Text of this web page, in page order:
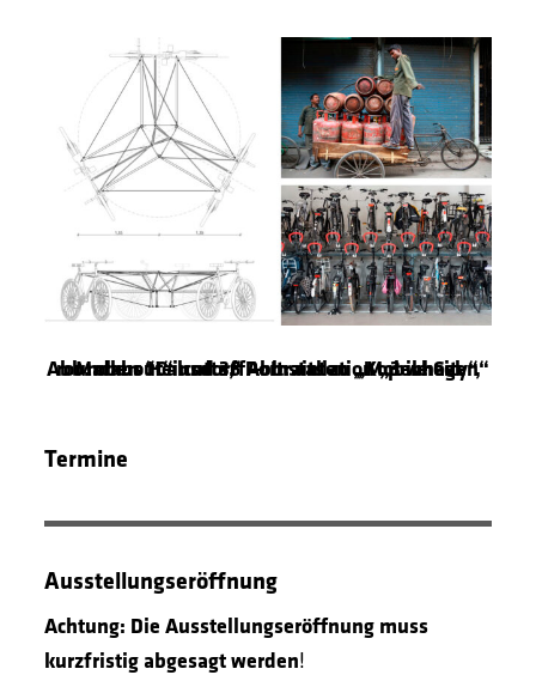
Markus Heinsdorff – Installation „3 wheel roundabout“ und 36 Portraits zu „Mobile City“, Abb. oben “Calcutta,“ Abb. unten „Kopenhagen“
Termine
Ausstellungseröffnung
Achtung: Die Ausstellungseröffnung muss
kurzfristig abgesagt werden!